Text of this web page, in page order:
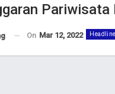
Headline
On Mar 12, 2022